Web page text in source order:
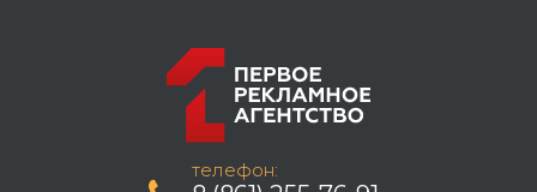
телефон: